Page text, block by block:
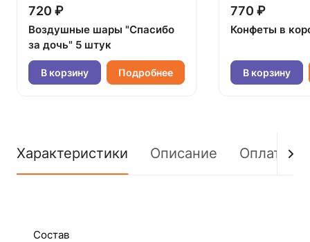
720 ₽
Воздушные шары "Спасибо
за дочь" 5 штук
В корзину Подробнее
770 ₽
Конфеты в
В корзину
Характеристики Описание Оплата
Состав